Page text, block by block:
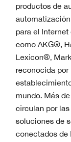
productos de
para el
como AKG®,
Lexicon®,
reconocida
mundo. Más
circulan por
soluciones de
conectados de